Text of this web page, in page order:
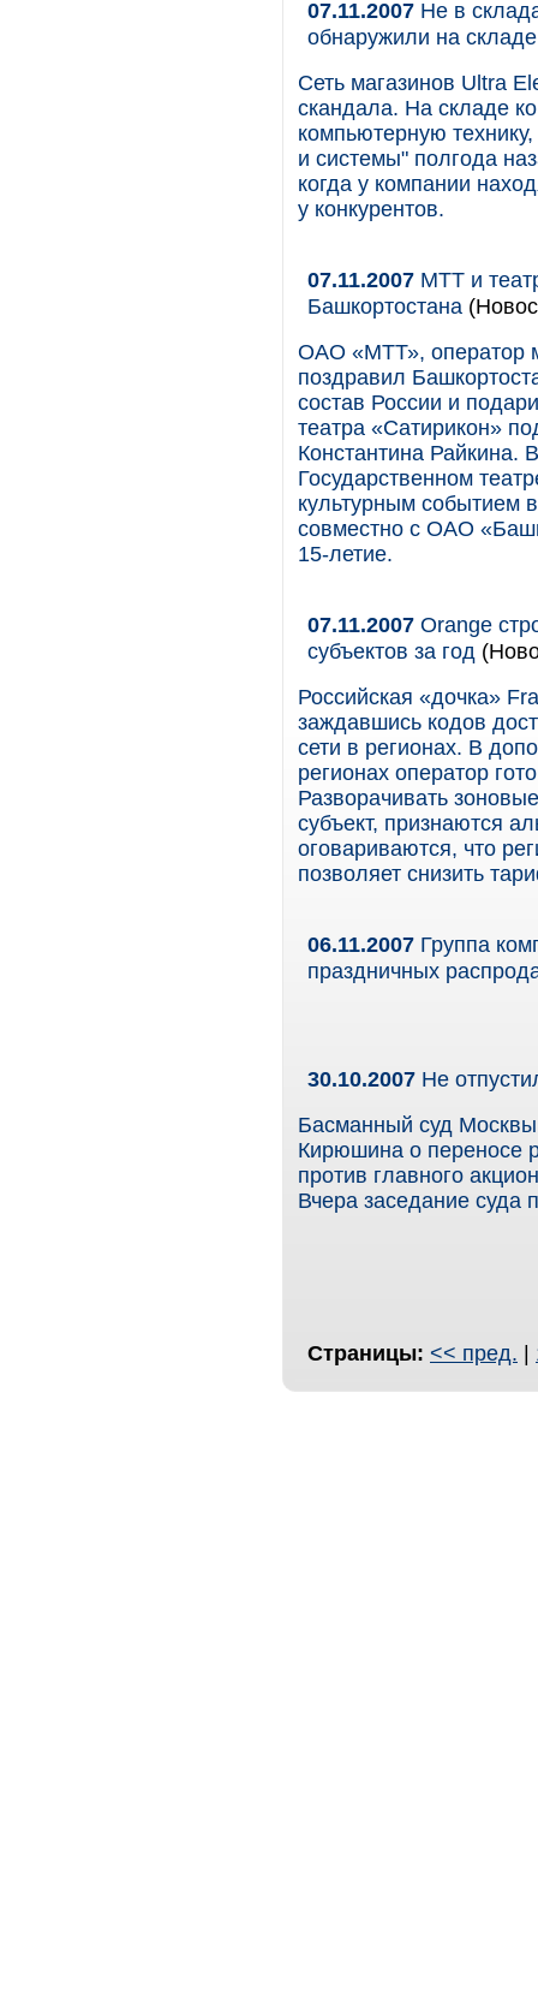
07.11.2007 Не в
обнаружили на
Сеть магазинов Ultra
скандала. На складе
компьютерную
и системы" полгода
когда у компании
у конкурентов.
07.11.2007 МТТ и
Башкортостана
ОАО «МТТ», оператор
поздравил
состав России и
театра «Сатирикон»
Константина
Государственном
культурным событием
совместно с ОАО
15-летие.
07.11.2007 Orange
субъектов за год
Российская «дочка»
заждавшись кодов
сети в регионах. В
регионах оператор
Разворачивать
субъект, признаются
оговариваются, что
позволяет снизить
06.11.2007 Группа
праздничных
30.10.2007 Не
Басманный суд Москвы
Кирюшина о переносе
против главного
Вчера заседание суда
Страницы: << пред. |